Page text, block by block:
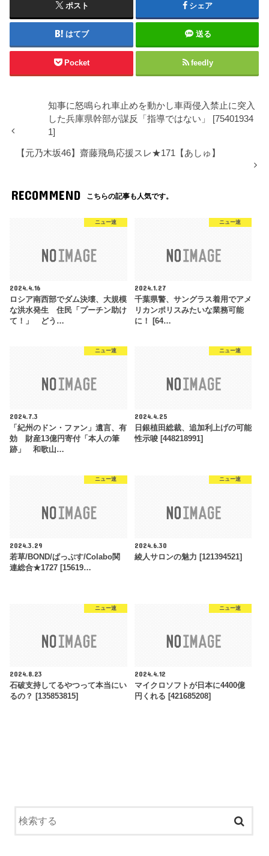
ポスト シェア
はてブ 送る
Pocket feedly
知事に怒鳴られ車止めを動かし車両侵入禁止に突入
した兵庫県幹部が謀反「指導ではない」 [75401934
1]
【元乃木坂46】齋藤飛鳥応援スレ★171【あしゅ】
RECOMMEND こちらの記事も人気です。
ニュー速
2024.4.16
ロシア南西部でダム決壊、大規模
な洪水発生 住民「プーチン助け
て！」 どう…
ニュー速
2024.1.27
千葉県警、サングラス着用でアメ
リカンポリスみたいな業務可能
に！ [64…
ニュー速
2024.7.3
「紀州のドン・ファン」遺言、有
効 財産13億円寄付「本人の筆
跡」 和歌山…
ニュー速
2024.4.25
日銀植田総裁、追加利上げの可能
性示唆 [448218991]
ニュー速
2024.3.29
若草/BOND/ぱっぷす/Colabo関
連総合★1727 [15619…
ニュー速
2024.6.30
綾人サロンの魅力 [121394521]
ニュー速
2024.8.23
石破支持してるやつって本当にい
るの？ [135853815]
ニュー速
2024.4.12
マイクロソフトが日本に4400億
円くれる [421685208]